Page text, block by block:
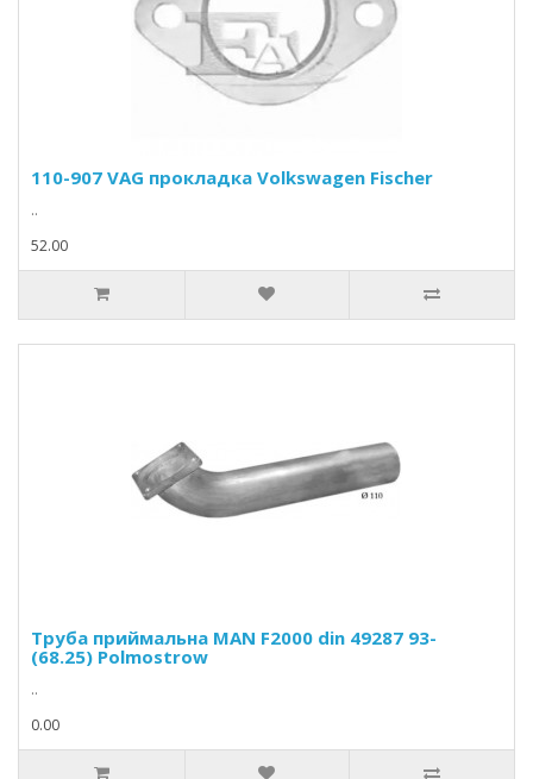
110-907 VAG прокладка Volkswagen Fischer
..
52.00
Труба приймальна MAN F2000 din 49287 93-
(68.25) Polmostrow
..
0.00